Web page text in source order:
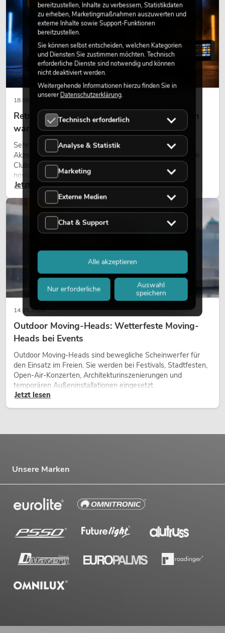
18.06.2026
Retro-Licht im modernen Lichtdesign: Warum
warmes Licht wieder wirkt
Sehr warmes Licht, sichtbare Leuchtflächen und farbige
Akzente prägen viele aktuelle Lichtdesigns auf Bühnen, in
Clubs und bei Events. Retro-Licht ist dabei kein rein
nostalgischer Effekt, sondern ein bewusst eingesetztes
Gestaltungsmittel: Es schafft Atmosphäre, gibt Szenen
Charakter und kann technische LED-Setups emotionaler
wirken lassen.
Jetzt lesen
14.05.2026
Outdoor Moving-Heads: Wetterfeste Moving-
Heads bei Events
Outdoor Moving-Heads sind bewegliche Scheinwerfer für
den Einsatz im Freien. Sie werden bei Festivals, Stadtfesten,
Open-Air-Konzerten, Architekturinszenierungen und
temporären Außeninstallationen eingesetzt.
Jetzt lesen
LICHT
Unsere Marken
bereitzustellen, Inhalte zu verbessern, Statistikdaten
zu erheben, Marketingmaßnahmen auszuwerten und
externe Inhalte sowie Support-Funktionen
bereitzustellen.
Sie können selbst entscheiden, welchen Kategorien
und Diensten Sie zustimmen möchten. Technisch
erforderliche Dienste sind notwendig und können
nicht deaktiviert werden.
Weitergehende Informationen hierzu finden Sie in
unsererDatenschutzerklärung.
Technisch erforderlich
Analyse & Statistik
Marketing
Externe Medien
Chat & Support
Nur erforderliche
Auswahl
speichern
Alle akzeptieren